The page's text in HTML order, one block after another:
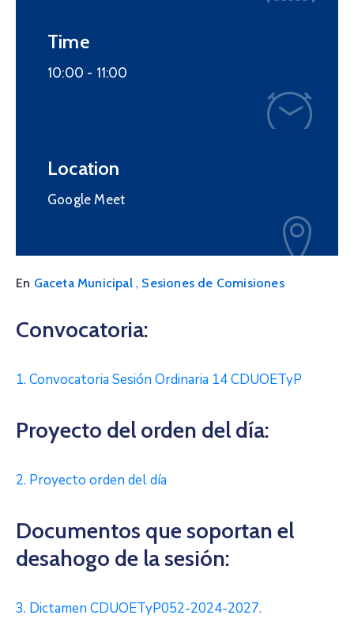
Time
10:00 - 11:00
Location
Google Meet
En Gaceta Municipal , Sesiones de Comisiones
Convocatoria:
1. Convocatoria Sesión Ordinaria 14 CDUOETyP
Proyecto del orden del día:
2. Proyecto orden del día
Documentos que soportan el
desahogo de la sesión:
3. Dictamen CDUOETyP052-2024-2027.